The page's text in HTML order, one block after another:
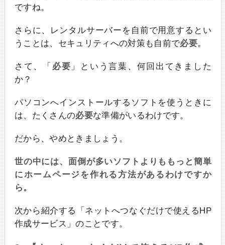
ですね。
さらに、レンタルサーバーを自前で用意するとい
うことは、セキュリティへの対策も自前で必要。
さて、「 必要 」という言葉、何回出てきました
か？
パソコンへインストールするソフトを使うときに
は、たくさんの必要な準備がいるわけです。
だから、やめときましょう。
世の中には、面倒が多いソフトよりももっと簡単
にホームページを作れる方法があるわけですか
ら。
次から紹介する「ネットへつなぐだけで使えるHP
作成サービス」のことです。